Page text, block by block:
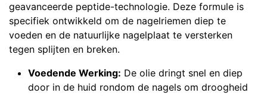
geavanceerde peptide-technologie. Deze formule is
specifiek ontwikkeld om de nagelriemen diep te
voeden en de natuurlijke nagelplaat te versterken
tegen splijten en breken.
Voedende Werking: De olie dringt snel en diep
door in de huid rondom de nagels om droogheid